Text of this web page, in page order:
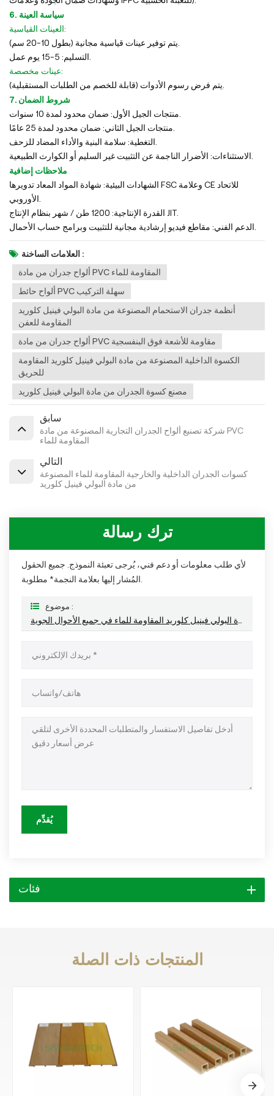
6. سياسة العينة
العينات القياسية:
يتم توفير عينات قياسية مجانية (بطول 10-20 سم).
التسليم: 5-15 يوم عمل.
عينات مخصصة:
يتم فرض رسوم الأدوات (قابلة للخصم من الطلبات المستقبلية).
7. شروط الضمان
منتجات الجيل الأول: ضمان محدود لمدة 10 سنوات.
منتجات الجيل الثاني: ضمان محدود لمدة 25 عامًا.
التغطية: سلامة البنية والأداء المضاد للزحف.
الاستثناءات: الأضرار الناجمة عن التثبيت غير السليم أو الكوارث الطبيعية.
ملاحظات إضافية
الشهادات البيئية: شهادة المواد المعاد تدويرها FSC وعلامة CE للاتحاد
الأوروبي.
القدرة الإنتاجية: 1200 طن / شهر بنظام الإنتاج JIT.
الدعم الفني: مقاطع فيديو إرشادية مجانية للتثبيت وبرامج حساب الأحمال.
العلامات الساخنة :
ألواح جدران من مادة PVC المقاومة للماء
ألواح حائط PVC سهلة التركيب
أنظمة جدران الاستحمام المصنوعة من مادة البولي فينيل كلوريد
المقاومة للعفن
ألواح جدران من مادة PVC مقاومة للأشعة فوق البنفسجية
الكسوة الداخلية المصنوعة من مادة البولي فينيل كلوريد المقاومة
للحريق
مصنع كسوة الجدران من مادة البولي فينيل كلوريد
سابق
شركة تصنيع ألواح الجدران التجارية المصنوعة من مادة PVC
المقاومة للماء
التالي
كسوات الجدران الداخلية والخارجية المقاومة للماء المصنوعة
من مادة البولي فينيل كلوريد
ترك رسالة
لأي طلب معلومات أو دعم فني، يُرجى تعبئة النموذج. جميع الحقول
المُشار إليها بعلامة النجمة* مطلوبة.
موضوع :
كسوة الجدران المصنوعة من مادة البولي فينيل كلوريد المقاومة للماء في جميع الأحوال الجوية
يُقدِّم
فئات
المنتجات ذات الصلة